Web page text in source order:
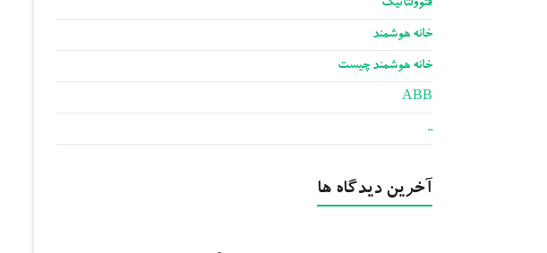
فتوولتائیک
خانه هوشمند
خانه هوشمند چیست
ABB
..
آخرین دیدگاه ها